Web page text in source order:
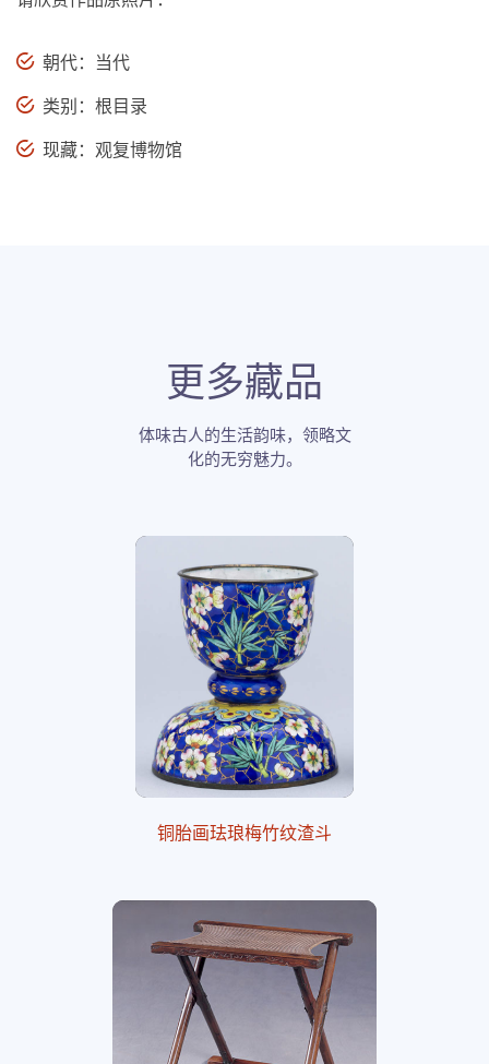
朝代：当代
类别：根目录
现藏：观复博物馆
更多藏品
体味古人的生活韵味，领略文
化的无穷魅力。
铜胎画珐琅梅竹纹渣斗